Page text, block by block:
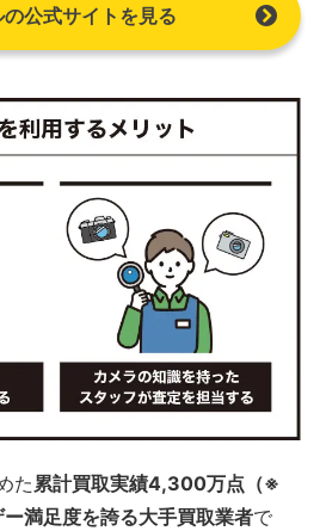
公式サイトを見る
た累計買取実績4,300万点（※
満足度を誇る大手買取業者で